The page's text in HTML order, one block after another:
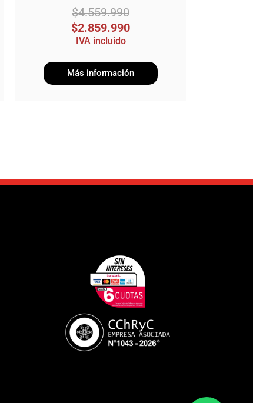
$4.559.990
$2.859.990
IVA incluido
Más información